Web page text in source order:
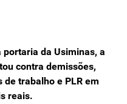
da Usiminas, a
contra demissões,
trabalho e PLR em
reais.